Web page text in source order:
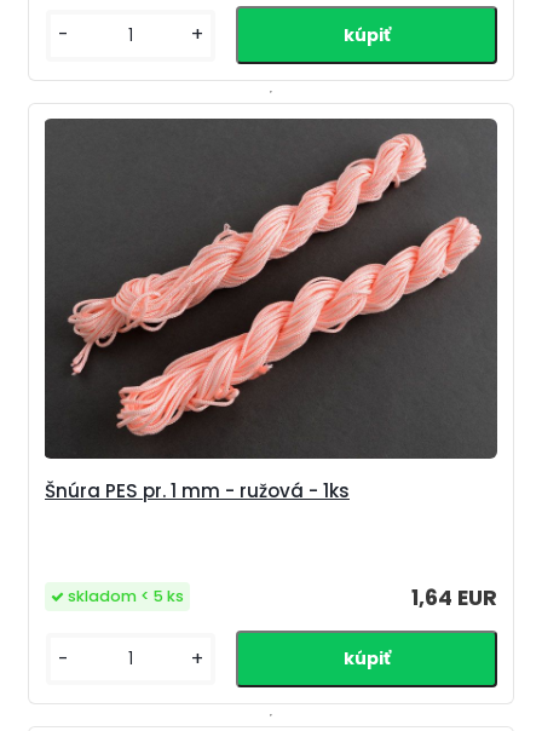
- +
Šnúra PES pr. 1 mm - ružová - 1ks
1,64 EUR
skladom < 5 ks
- +